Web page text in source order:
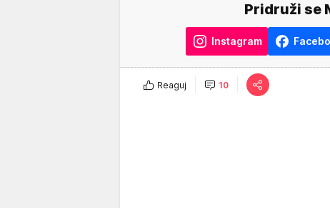
Pridruži se
Instagram
Reaguj 10